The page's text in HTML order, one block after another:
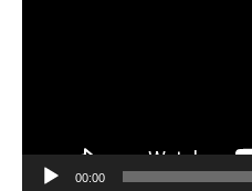
00:00